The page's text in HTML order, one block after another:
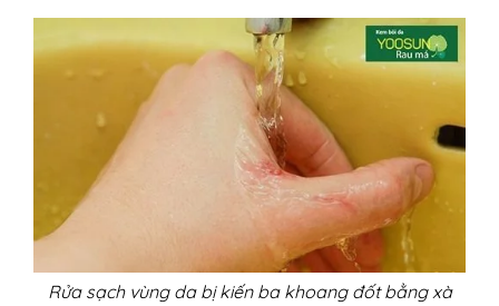
Rửa sạch vùng da bị kiến ba khoang đốt bằng xà